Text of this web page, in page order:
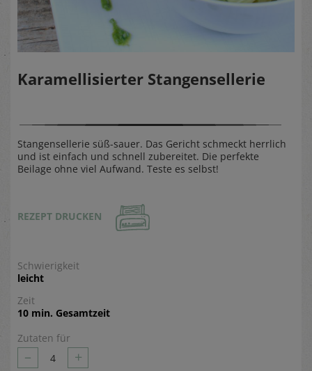
Karamellisierter Stangensellerie
Stangensellerie süß-sauer. Das Gericht schmeckt herrlich
und ist einfach und schnell zubereitet. Die perfekte
Beilage ohne viel Aufwand. Teste es selbst!
REZEPT DRUCKEN
Schwierigkeit
leicht
Zeit
10 min. Gesamtzeit
Zutaten für
– 4 +